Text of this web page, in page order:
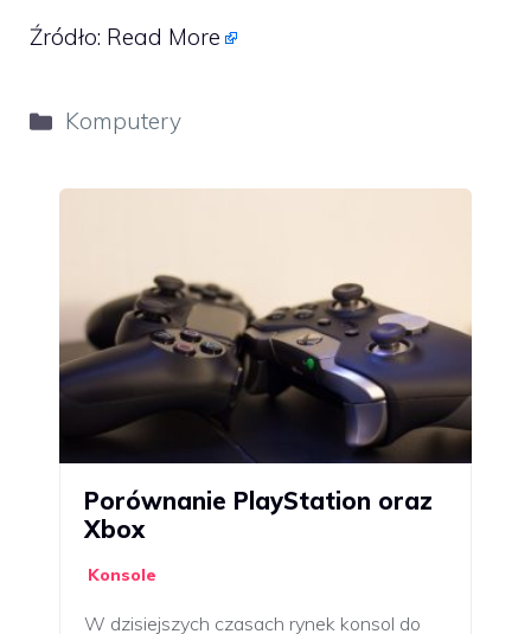
Źródło: Read More
Kategorie
Komputery
Porównanie PlayStation oraz
Xbox
Konsole
W dzisiejszych czasach rynek konsol do